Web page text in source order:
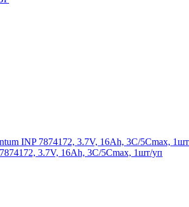
3.7V, 16Ah, 3C/5Cmax, 1шт/уп